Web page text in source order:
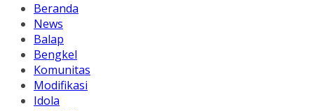
Beranda
News
Balap
Bengkel
Komunitas
Modifikasi
Idola